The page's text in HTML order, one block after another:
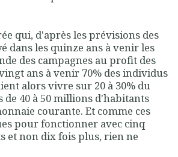
qui, d'après les prévisions des
dans les quinze ans à venir les
des campagnes au profit des
ans à venir 70% des individus
alors vivre sur 20 à 30% du
40 à 50 millions d'habitants
courante. Et comme ces
pour fonctionner avec cinq
et non dix fois plus, rien ne